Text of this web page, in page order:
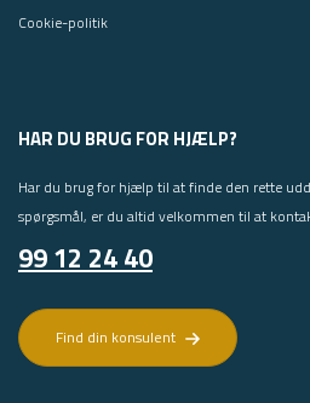
Cookie-politik
HAR DU BRUG FOR HJÆLP?
Har du brug for hjælp til at finde den rette
spørgsmål, er du altid velkommen til at
99 12 24 40
Find din konsulent